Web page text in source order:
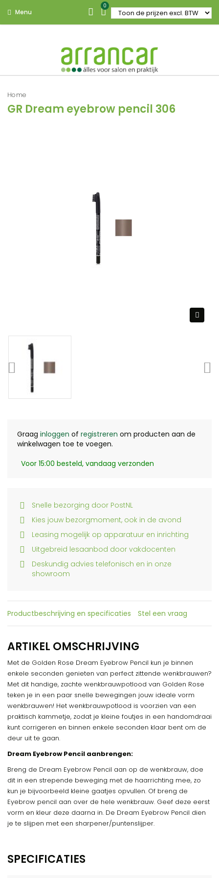
Menu
0
Home
GR Dream eyebrow pencil 306
Graag inloggen of registreren om producten aan de
winkelwagen toe te voegen.
Voor 15:00 besteld, vandaag verzonden
Snelle bezorging door PostNL
Kies jouw bezorgmoment, ook in de avond
Leasing mogelijk op apparatuur en inrichting
Uitgebreid lesaanbod door vakdocenten
Deskundig advies telefonisch en in onze
showroom
Productbeschrijving en specificaties Stel een vraag
ARTIKEL OMSCHRIJVING
Met de Golden Rose Dream Eyebrow Pencil kun je binnen
enkele seconden genieten van perfect zittende wenkbrauwen?
Met dit handige, zachte wenkbrauwpotlood van Golden Rose
teken je in een paar snelle bewegingen jouw ideale vorm
wenkbrauwen! Het wenkbrauwpotlood is voorzien van een
praktisch kammetje, zodat je kleine foutjes in een handomdraai
kunt corrigeren en binnen enkele seconden klaar bent om de
deur uit te gaan.
Dream Eyebrow Pencil aanbrengen:
Breng de Dream Eyebrow Pencil aan op de wenkbrauw, doe
dit in een strepende beweging met de haarrichting mee, zo
kun je bijvoorbeeld kleine gaatjes opvullen. Of breng de
Eyebrow pencil aan over de hele wenkbrauw. Geef deze eerst
vorm en kleur deze daarna in. De Dream Eyebrow Pencil dien
je te slijpen met een sharpener/puntenslijper.
SPECIFICATIES